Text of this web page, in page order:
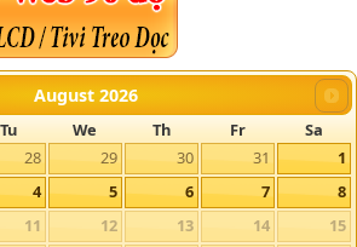
August 2026
Tu We Th Fr
Sa
28 29 30 31
1
4 5 6 7
8
11 12 13 14
15